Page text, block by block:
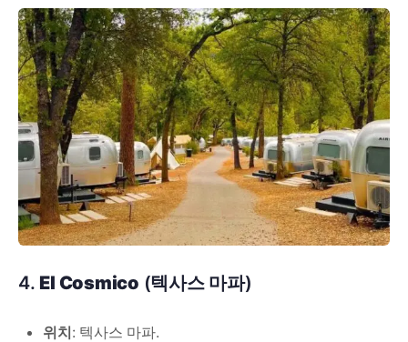
4. El Cosmico (텍사스 마파)
위치: 텍사스 마파.